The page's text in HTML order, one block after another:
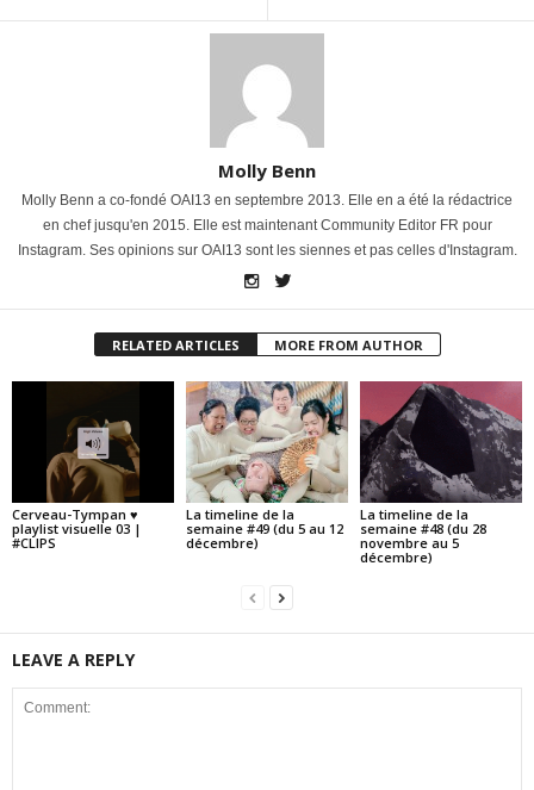
Molly Benn
Molly Benn a co-fondé OAI13 en septembre 2013. Elle en a été la rédactrice
en chef jusqu'en 2015. Elle est maintenant Community Editor FR pour
Instagram. Ses opinions sur OAI13 sont les siennes et pas celles d'Instagram.
RELATED ARTICLES MORE FROM AUTHOR
Cerveau-Tympan ♥
playlist visuelle 03 |
#CLIPS
La timeline de la
semaine #49 (du 5 au 12
décembre)
La timeline de la
semaine #48 (du 28
novembre au 5
décembre)
LEAVE A REPLY